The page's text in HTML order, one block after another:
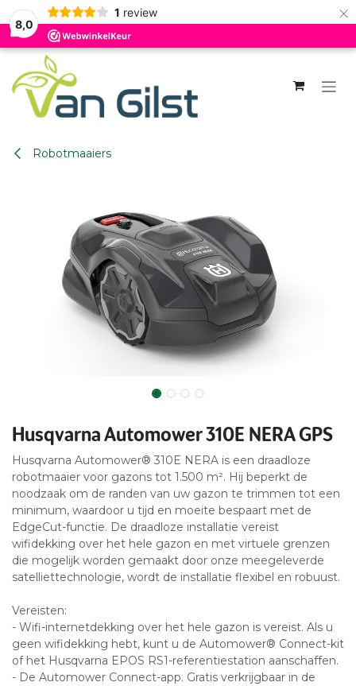
8,0
1 review ×
Overslaan naar inhoud
Robotmaaiers
Husqvarna Automower 310E NERA GPS
Husqvarna Automower® 310E NERA is een draadloze
robotmaaier voor gazons tot 1.500 m². Hij beperkt de
noodzaak om de randen van uw gazon te trimmen tot een
minimum, waardoor u tijd en moeite bespaart met de
EdgeCut-functie. De draadloze installatie vereist
wifidekking over het hele gazon en met virtuele grenzen
die mogelijk worden gemaakt door onze meegeleverde
satelliettechnologie, wordt de installatie flexibel en robuust.
Vereisten:
- Wifi-internetdekking over het hele gazon is vereist. Als u
geen wifidekking hebt, kunt u de Automower® Connect-kit
of het Husqvarna EPOS RS1-referentiestation aanschaffen.
- De Automower Connect-app. Gratis verkrijgbaar in de